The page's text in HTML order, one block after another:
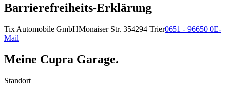
Barrierefreiheits-Erklärung
Tix Automobile GmbHMonaiser Str. 354294 Trier0651 - 96650 0E-
Mail
Meine Cupra Garage.
Standort